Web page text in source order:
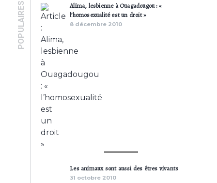
POPULAIRES
Alima, lesbienne à Ouagadougou : «
l’homosexualité est un droit »
8 décembre 2010
Les animaux sont aussi des êtres vivants
31 octobre 2010